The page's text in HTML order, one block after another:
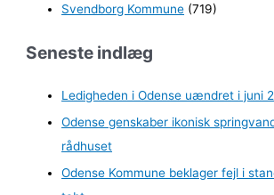
Svendborg Kommune (719)
Seneste indlæg
Ledigheden i Odense uændret i juni
Odense genskaber ikonisk
rådhuset
Odense Kommune beklager fejl i